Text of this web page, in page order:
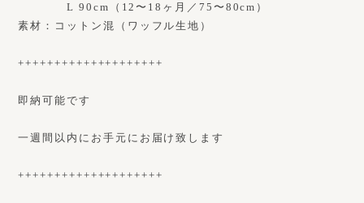
L 90cm（12〜18ヶ月／75〜80cm）
素材：コットン混（ワッフル生地）
++++++++++++++++++++
即納可能です
一週間以内にお手元にお届け致します
++++++++++++++++++++